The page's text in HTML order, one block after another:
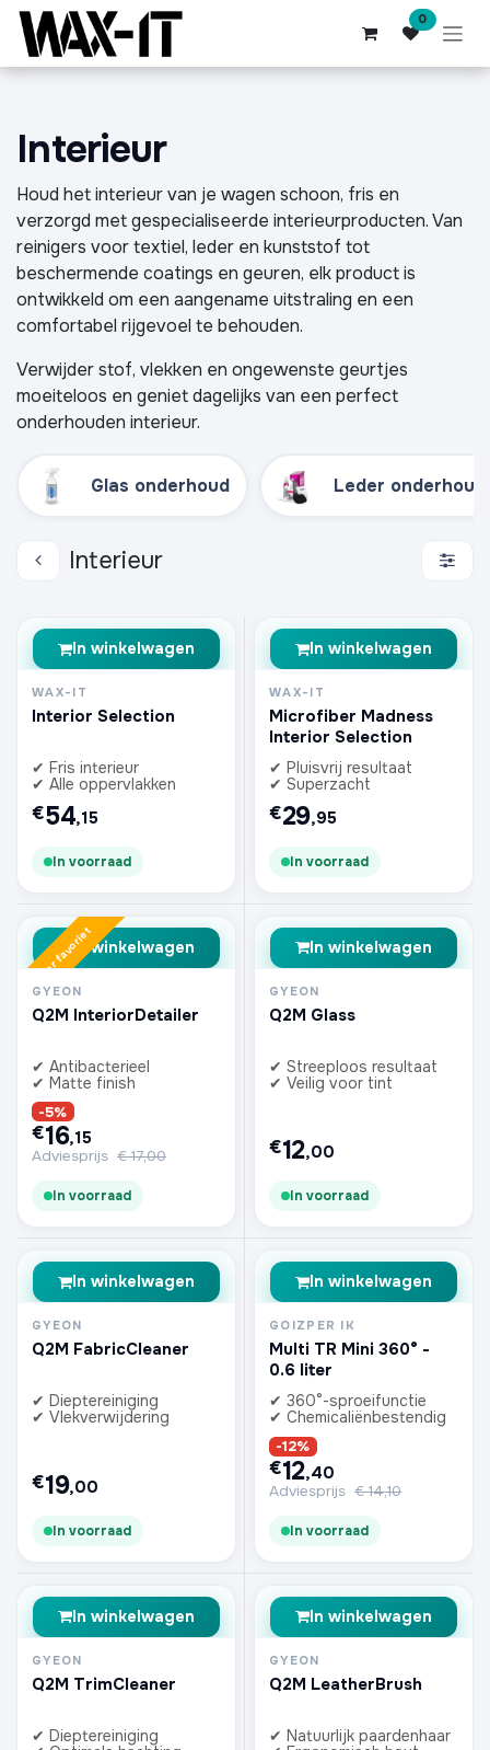
Overslaan naar inhoud 0
Interieur
Houd het interieur van je wagen schoon, fris en
verzorgd met gespecialiseerde interieurproducten. Van
reinigers voor textiel, leder en kunststof tot
beschermende coatings en geuren, elk product is
ontwikkeld om een aangename uitstraling en een
comfortabel rijgevoel te behouden.
Verwijder stof, vlekken en ongewenste geurtjes
moeiteloos en geniet dagelijks van een perfect
onderhouden interieur.
Glas onderhoud Leder onderhoud
Interieur
In winkelwagen
WAX-IT
Interior Selection
✔ Fris interieur
✔ Alle oppervlakken
€54,15
In voorraad
In winkelwagen
WAX-IT
Microfiber Madness
Interior Selection
✔ Pluisvrij resultaat
✔ Superzacht
€29,95
In voorraad
Zomer favorietIn winkelwagen
GYEON
Q2M InteriorDetailer
✔ Antibacterieel
✔ Matte finish
-5%
€16,15
Adviesprijs €17,00
In voorraad
In winkelwagen
GYEON
Q2M Glass
✔ Streeploos resultaat
✔ Veilig voor tint
€12,00
In voorraad
In winkelwagen
GYEON
Q2M FabricCleaner
✔ Dieptereiniging
✔ Vlekverwijdering
€19,00
In voorraad
In winkelwagen
GOIZPER IK
Multi TR Mini 360° -
0.6 liter
✔ 360°-sproeifunctie
✔ Chemicaliënbestendig
-12%
€12,40
Adviesprijs €14,10
In voorraad
In winkelwagen
GYEON
Q2M TrimCleaner
✔ Dieptereiniging
In winkelwagen
GYEON
Q2M LeatherBrush
✔ Natuurlijk paardenhaar